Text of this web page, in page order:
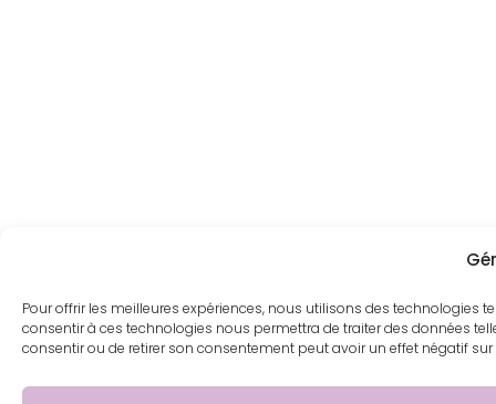
Pour offrir les meilleures expériences, nous utilisons des technologies
consentir à ces technologies nous permettra de traiter des données
consentir ou de retirer son consentement peut avoir un effet négatif